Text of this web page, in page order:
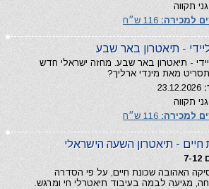
גני תקווה
למכירה:
- תיאטרון באר שבע
- תיאטרון באר שבע. מחזה ישראלי חדש
מאת מינדי ארליך?
גני תקווה
למכירה:
חיים - תיאטרון השעה הישראלי
האהובה שכונת חיים, על פי הסדרה
מגיעה לבמה בעיבוד תיאטרלי חי ומרגש.